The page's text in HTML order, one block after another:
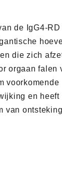
de IgG4-
die zich
orgaan falen
voorkomende
en heeft
van